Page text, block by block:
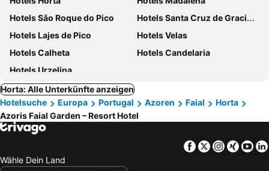
Hotels São Roque do Pico
Hotels Santa Cruz de Graciosa
Hotels Lajes de Pico
Hotels Velas
Hotels Calheta
Hotels Candelaria
Hotels Urzelina
Horta: Alle Unterkünfte anzeigen
Hotelsuche
Europa Portugal Azoren Faial
Horta
Azoris Faial Garden – Resort Hotel
Facebook
TwitterXing
Wähle Dein Land